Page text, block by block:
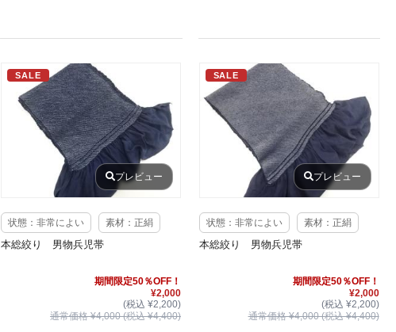
SALE
プレビュー
状態：非常によい 素材：正絹
本総絞り 男物兵児帯
期間限定50％OFF！
¥2,000
(税込 ¥2,200)
通常価格 ¥4,000 (税込 ¥4,400)
SALE
プレビュー
状態：非常によい 素材：正絹
本総絞り 男物兵児帯
期間限定50％OFF！
¥2,000
(税込 ¥2,200)
通常価格 ¥4,000 (税込 ¥4,400)